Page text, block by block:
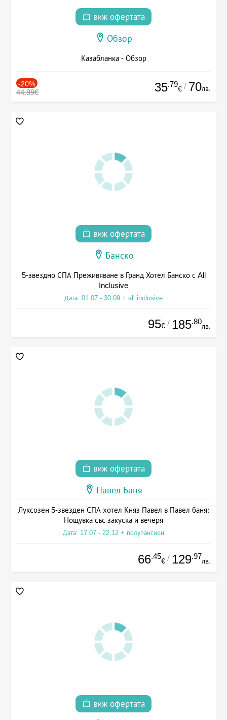
виж офертата
Обзор
Казабланка - Обзор
-20%
44.99€ 35.79
€ / 70лв.
виж офертата
Банско
5-звездно СПА Преживяване в Гранд Хотел Банско с All
Inclusive
Дата: 01.07 - 30.09 + all inclusive
95€ / 185.80
лв.
виж офертата
Павел Баня
Луксозен 5-звезден СПА хотел Княз Павел в Павел баня:
Нощувка със закуска и вечеря
Дата: 17.07 - 22.12 + полупансион
66.45
€ / 129.97
лв.
виж офертата